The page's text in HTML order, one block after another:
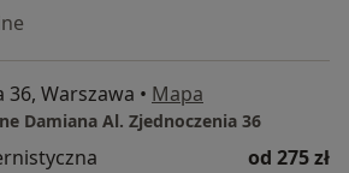
36, Warszawa • Mapa
Damiana Al. Zjednoczenia 36
od 275 zł